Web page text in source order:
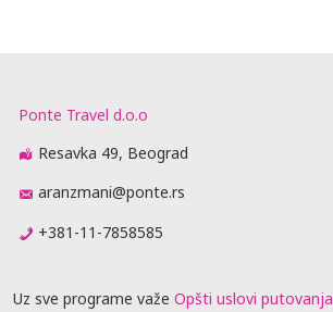
Ponte Travel d.o.o
Resavka 49, Beograd
aranzmani@ponte.rs
+381-11-7858585
Uz sve programe važe Opšti uslovi putovanja